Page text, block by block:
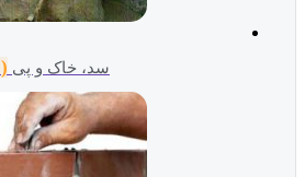
سد، خاک و پی (189)